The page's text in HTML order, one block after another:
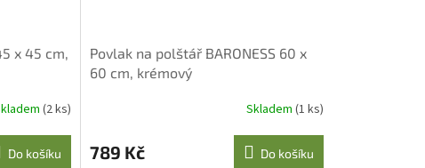
x 45 cm,
(2 ks)
Do košíku
Povlak na polštář BARONESS 60 x
60 cm, krémový
Skladem (1 ks)
789 Kč Do košíku